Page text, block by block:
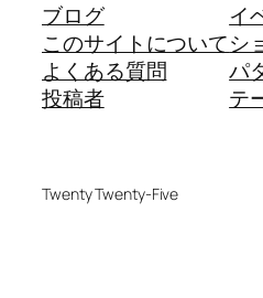
ブログ
このサイトについて
よくある質問
投稿者
イ
シ
パ
テ
Twenty Twenty-Five